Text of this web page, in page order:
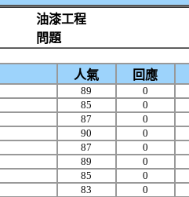
油漆工程
問題
人氣 回應
89 0
85
0
87
0
90
0
87
0
89
0
85
0
83
0